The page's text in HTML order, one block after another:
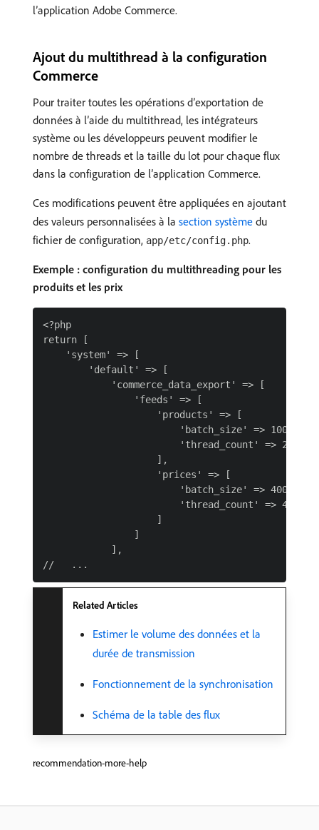
l’application Adobe Commerce.
Ajout du multithread à la configuration
Commerce
Pour traiter toutes les opérations d’exportation de
données à l’aide du multithread, les intégrateurs
système ou les développeurs peuvent modifier le
nombre de threads et la taille du lot pour chaque flux
dans la configuration de l’application Commerce.
Ces modifications peuvent être appliquées en ajoutant
des valeurs personnalisées à la section système du
fichier de configuration, app/etc/config.php.
Exemple : configuration du multithreading pour les
produits et les prix
<?php
return [
    'system' => [
        'default' => [
            'commerce_data_export' => [
                'feeds' => [
                    'products' => [
                        'batch_size' => 100,
                        'thread_count' => 2,
                    ],
                    'prices' => [
                        'batch_size' => 400,
                        'thread_count' => 4,
                    ]
                ]
            ],
Related Articles
Estimer le volume des données et la
durée de transmission
Fonctionnement de la synchronisation
Schéma de la table des flux
recommendation-more-help